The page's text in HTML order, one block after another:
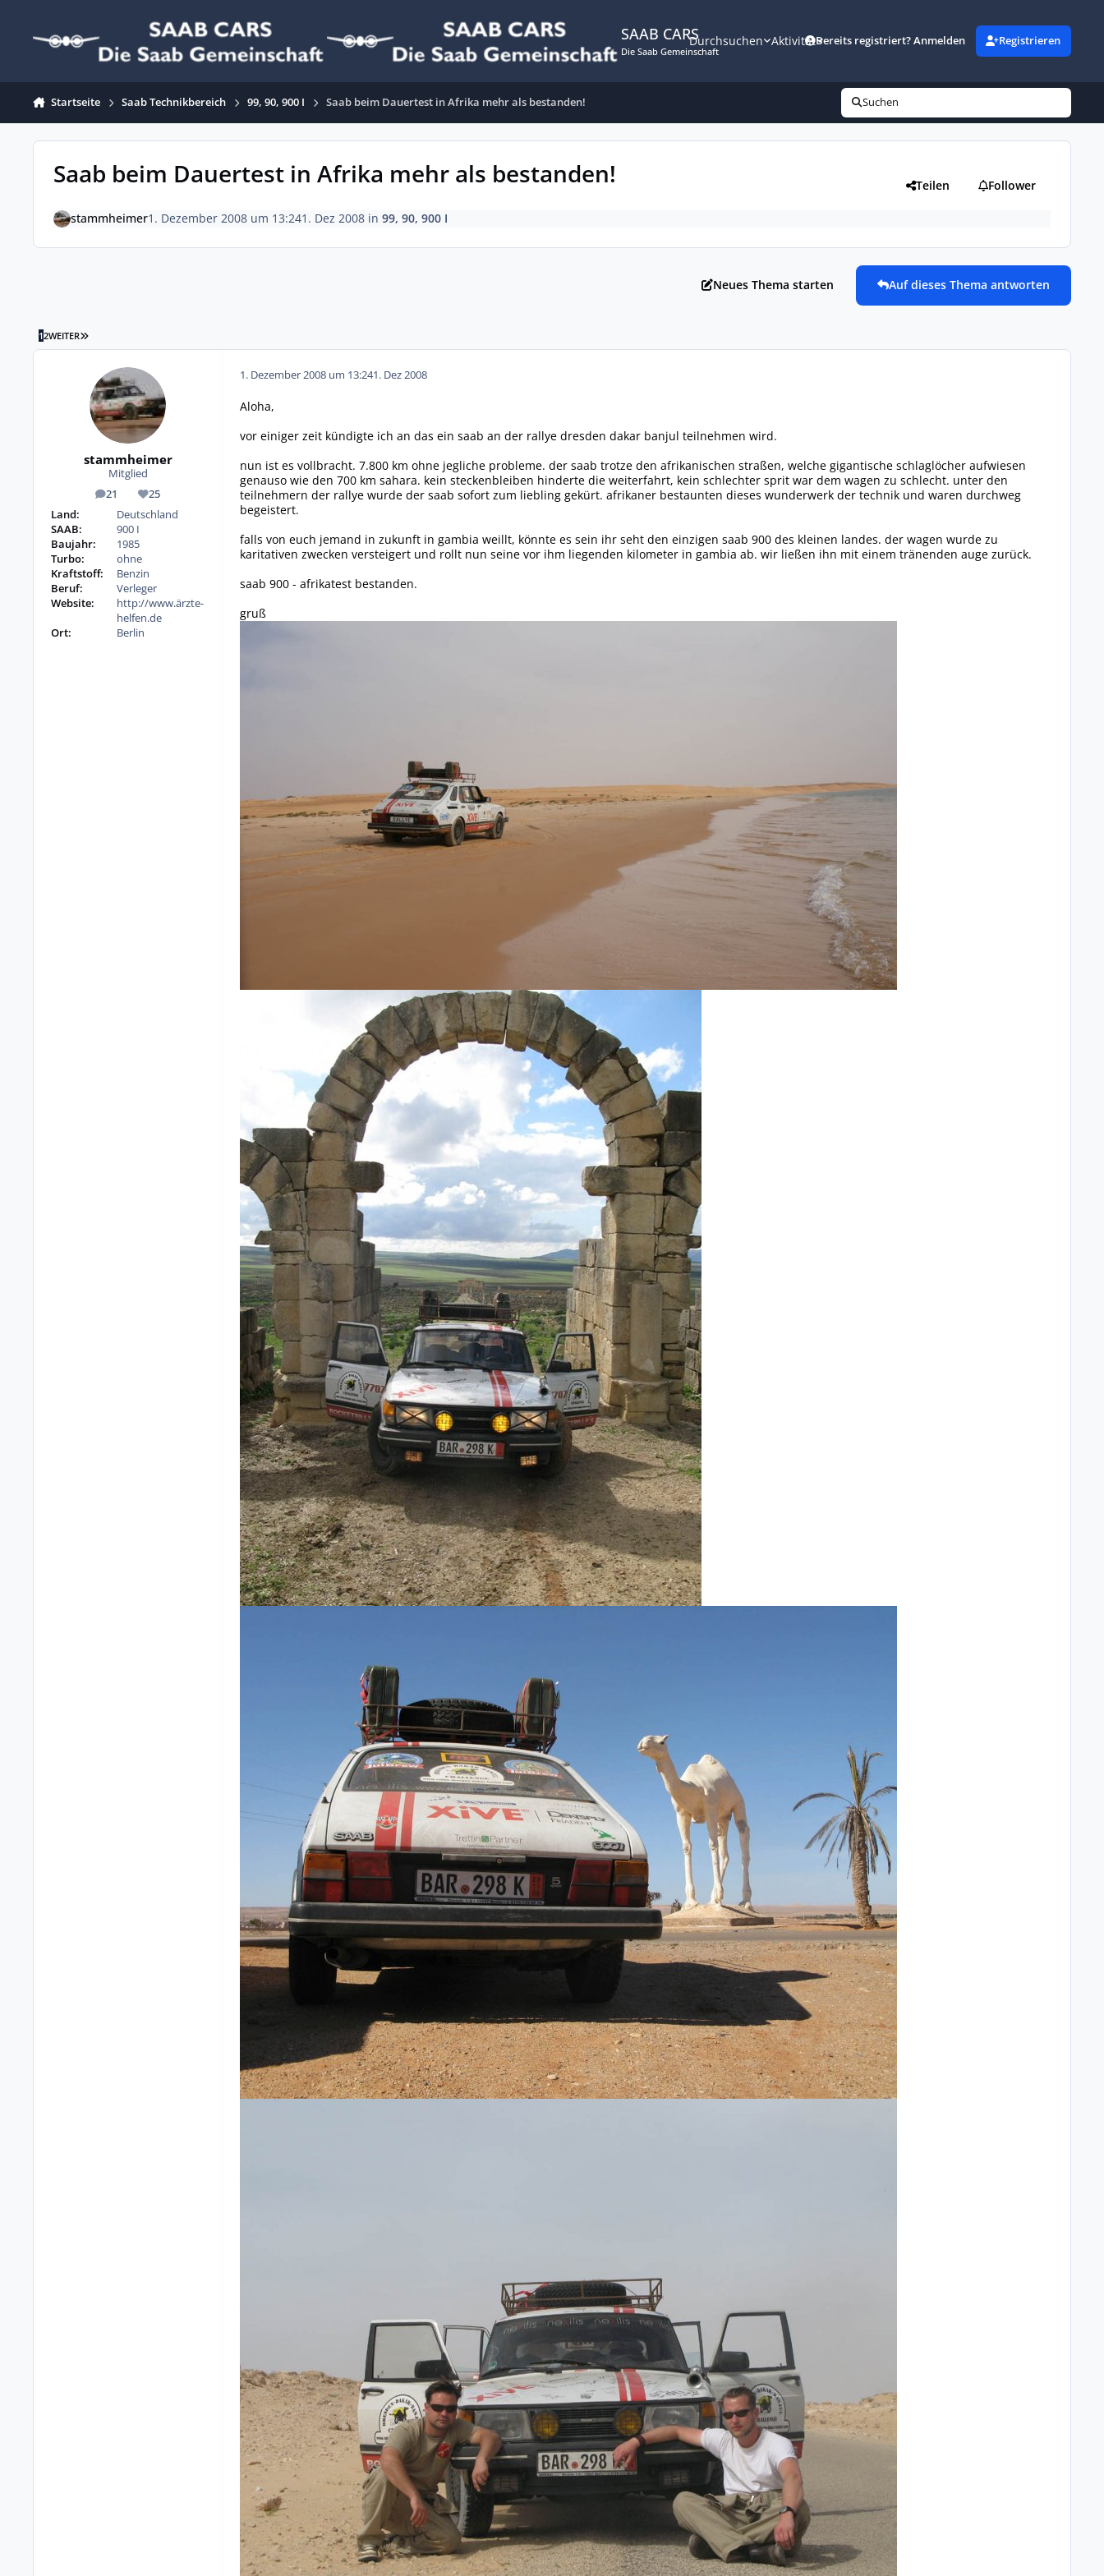
SAAB CARS
Die Saab Gemeinschaft
Durchsuchen AktivitätBereits registriert? Anmelden Registrieren
Startseite Saab Technikbereich 99, 90, 900 I Saab beim Dauertest in Afrika mehr als bestanden! Suchen
Saab beim Dauertest in Afrika mehr als bestanden! Teilen Follower
stammheimer1. Dezember 2008 um 13:241. Dez 2008in 99, 90, 900 I
Neues Thema starten Auf dieses Thema antworten
12WEITER LETZTE SEITE
stammheimer
Mitglied
21
Beiträge 25
Reputation
Land:
Deutschland
SAAB:
900 I
Baujahr:
1985
Turbo:
ohne
Kraftstoff:
Benzin
Beruf:
Verleger
Website:
http://www.ärzte-
helfen.de
Ort:
Berlin
1. Dezember 2008 um 13:241. Dez 2008
Aloha,
vor einiger zeit kündigte ich an das ein saab an der rallye dresden dakar banjul teilnehmen wird.
nun ist es vollbracht. 7.800 km ohne jegliche probleme. der saab trotze den afrikanischen straßen, welche gigantische schlaglöcher aufwiesen
genauso wie den 700 km sahara. kein steckenbleiben hinderte die weiterfahrt, kein schlechter sprit war dem wagen zu schlecht. unter den
teilnehmern der rallye wurde der saab sofort zum liebling gekürt. afrikaner bestaunten dieses wunderwerk der technik und waren durchweg
begeistert.
falls von euch jemand in zukunft in gambia weillt, könnte es sein ihr seht den einzigen saab 900 des kleinen landes. der wagen wurde zu
karitativen zwecken versteigert und rollt nun seine vor ihm liegenden kilometer in gambia ab. wir ließen ihn mit einem tränenden auge zurück.
saab 900 - afrikatest bestanden.
gruß